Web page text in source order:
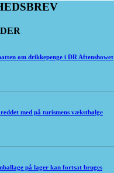
om drikkepenge i DR Aftenshowet
med på turismens vækstbølge
på lager kan fortsat bruges